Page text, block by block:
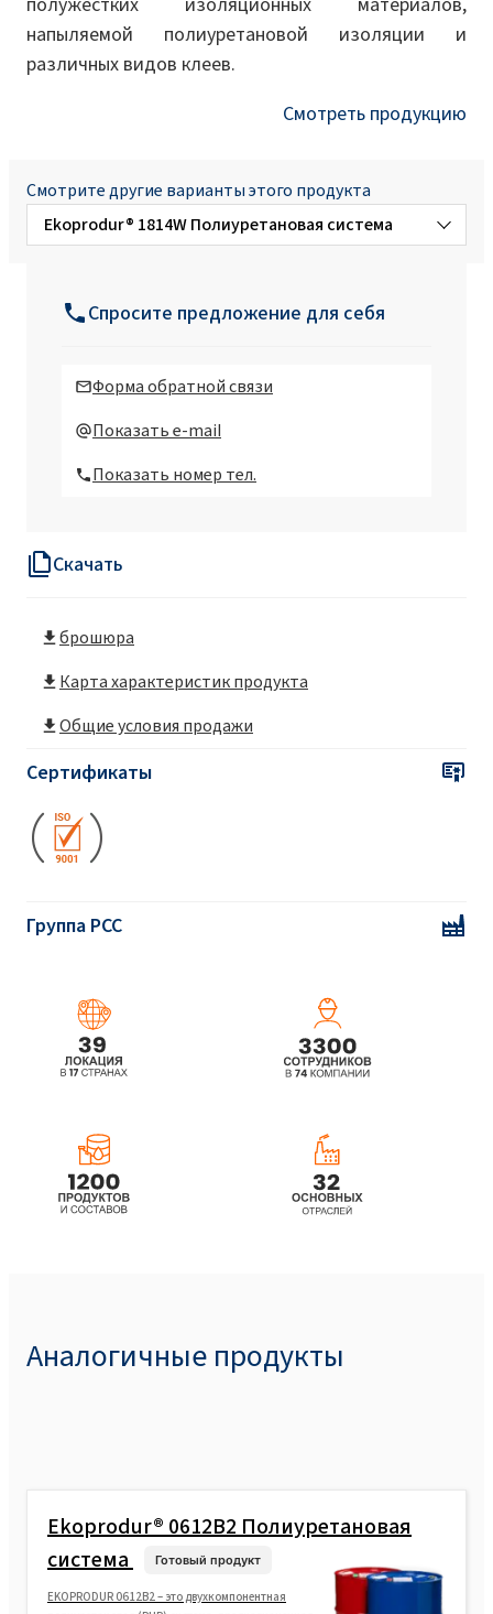
Скачать
брошюра
Карта характеристик продукта
Общие условия продажи
Сертификаты
Группа PCC
напыляемой полиуретановой изоляции и
различных видов клеев.
Смотреть продукцию
Смотрите другие варианты этого продукта
Ekoprodur® 1814W Полиуретановая система
Ekoprodur®FC H004-S Полиуретановая
Ekoprodur®S0310/E Полиуретановая
Ekoprodur® 0612B2 Полиуретановая
система
Ekoprodur® 1112B2 Полиуретановая
Ekoprodur® 4540W Полиуретановая
система
Спросите предложение для себя
Форма обратной связи
Показать e-mail
Показать номер тел.
Аналогичные продукты
Ekoprodur® 0612B2 Полиуретановая
система
Готовый продукт
EKOPRODUR 0612B2 – это двухкомпонентная